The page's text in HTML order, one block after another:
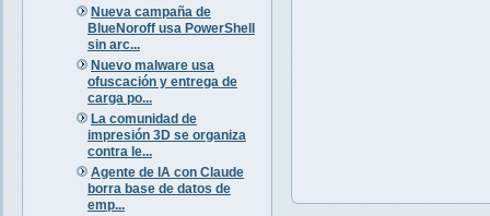
Nueva campaña de
BlueNoroff usa PowerShell
sin arc...
Nuevo malware usa
ofuscación y entrega de
carga po...
La comunidad de
impresión 3D se organiza
contra le...
Agente de IA con Claude
borra base de datos de
emp...